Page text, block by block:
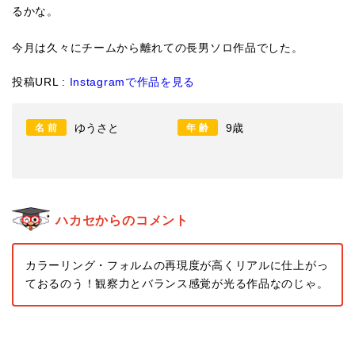
るかな。
今月は久々にチームから離れての長男ソロ作品でした。
投稿URL : Instagramで作品を見る
名前 ゆうさと 年齢 9歳
ハカセからのコメント
カラーリング・フォルムの再現度が高くリアルに仕上がっ
ておるのう！観察力とバランス感覚が光る作品なのじゃ。